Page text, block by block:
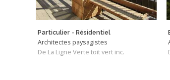
Particulier - Résidentiel
Architectes paysagistes
De La Ligne Verte toit vert inc.